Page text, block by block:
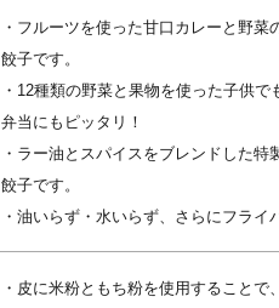
・フルーツを使った甘口カレーと野
餃子です。
・12種類の野菜と果物を使った子供
弁当にもピッタリ！
・ラー油とスパイスをブレンドした
餃子です。
・油いらず・水いらず、さらにフライ
・皮に米粉ともち粉を使用することで